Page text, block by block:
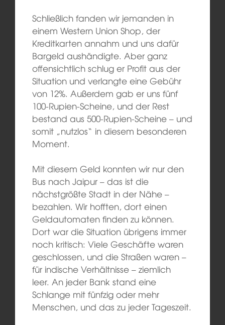
Schließlich fanden wir jemanden in
einem Western Union Shop, der
Kreditkarten annahm und uns dafür
Bargeld aushändigte. Aber ganz
offensichtlich schlug er Profit aus der
Situation und verlangte eine Gebühr
von 12%. Außerdem gab er uns fünf
100-Rupien-Scheine, und der Rest
bestand aus 500-Rupien-Scheine – und
somit „nutzlos“ in diesem besonderen
Moment.
Mit diesem Geld konnten wir nur den
Bus nach Jaipur – das ist die
nächstgrößte Stadt in der Nähe –
bezahlen. Wir hofften, dort einen
Geldautomaten finden zu können.
Dort war die Situation übrigens immer
noch kritisch: Viele Geschäfte waren
geschlossen, und die Straßen waren –
für indische Verhältnisse – ziemlich
leer. An jeder Bank stand eine
Schlange mit fünfzig oder mehr
Menschen, und das zu jeder Tageszeit.